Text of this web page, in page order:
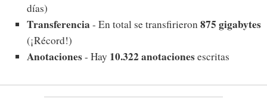
días)
Transferencia - En total se transfirieron875 gigabytes
(¡Récord!)
Anotaciones- Hay 10.322 anotacionesescritas